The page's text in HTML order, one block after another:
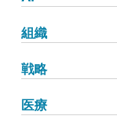
組織
戦略
医療